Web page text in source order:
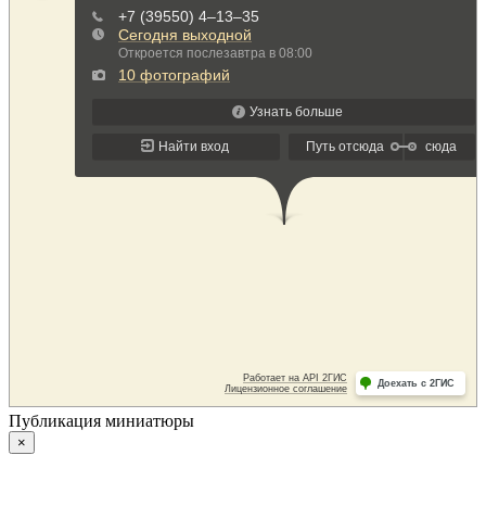
Публикация миниатюры
×